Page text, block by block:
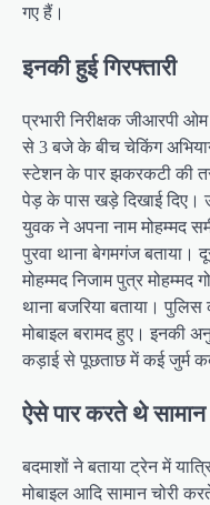
गए हैं।
इनकी हुई गिरफ्तारी
प्रभारी निरीक्षक जीआरपी
से 3 बजे के बीच चेकिंग
स्टेशन के पार झकरकटी की
पेड़ के पास खड़े दिखाई दिए।
युवक ने अपना नाम मोहम्मद
पुरवा थाना बेगमगंज बताया।
मोहम्मद निजाम पुत्र मोहम्मद
थाना बजरिया बताया।
मोबाइल बरामद हुए। इनकी
कड़ाई से पूछताछ में कई जुर्म
ऐसे पार करते थे सामान
बदमाशों ने बताया ट्रेन में
मोबाइल आदि सामान चोरी